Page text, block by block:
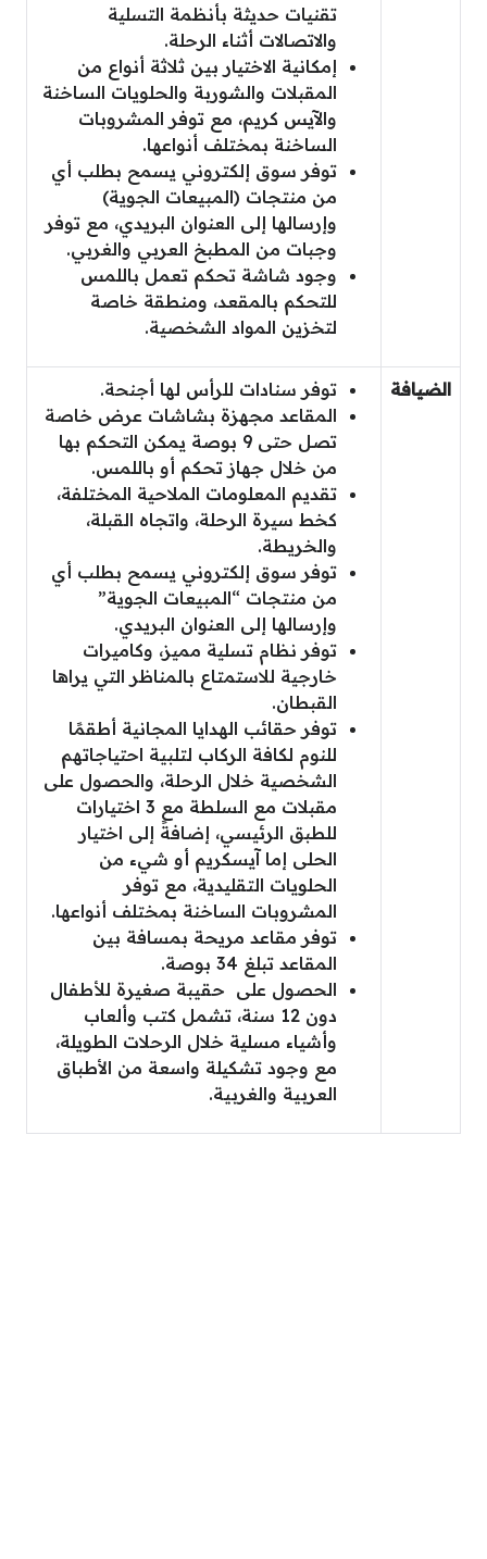
تقنيات حديثة بأنظمة التسلية
والاتصالات أثناء الرحلة.
إمكانية الاختيار بين ثلاثة أنواع من
المقبلات والشوربة والحلويات الساخنة
والآيس كريم، مع توفر المشروبات
الساخنة بمختلف أنواعها.
توفر سوق إلكتروني يسمح بطلب أي
من منتجات (المبيعات الجوية)
وإرسالها إلى العنوان البريدي، مع توفر
وجبات من المطبخ العربي والغربي.
وجود شاشة تحكم تعمل باللمس
للتحكم بالمقعد، ومنطقة خاصة
لتخزين المواد الشخصية.
توفر سنادات للرأس لها أجنحة.
المقاعد مجهزة بشاشات عرض خاصة
تصل حتى 9 بوصة يمكن التحكم بها
من خلال جهاز تحكم أو باللمس.
تقديم المعلومات الملاحية المختلفة،
كخط سيرة الرحلة، واتجاه القبلة،
توفر سوق إلكتروني يسمح بطلب أي
من منتجات “المبيعات الجوية”
وإرسالها إلى العنوان البريدي.
توفر نظام تسلية مميز، وكاميرات
خارجية للاستمتاع بالمناظر التي يراها
توفر حقائب الهدايا المجانية أطقمًا
للنوم لكافة الركاب لتلبية احتياجاتهم
الشخصية خلال الرحلة، والحصول على
مقبلات مع السلطة مع 3 اختيارات
للطبق الرئيسي، إضافةً إلى اختيار
الحلى إما آيسكريم أو شيء من
الحلويات التقليدية، مع توفر
المشروبات الساخنة بمختلف أنواعها.
توفر مقاعد مريحة بمسافة بين
الحصول على حقيبة صغيرة للأطفال
دون 12 سنة، تشمل كتب وألعاب
وأشياء مسلية خلال الرحلات الطويلة،
مع وجود تشكيلة واسعة من الأطباق